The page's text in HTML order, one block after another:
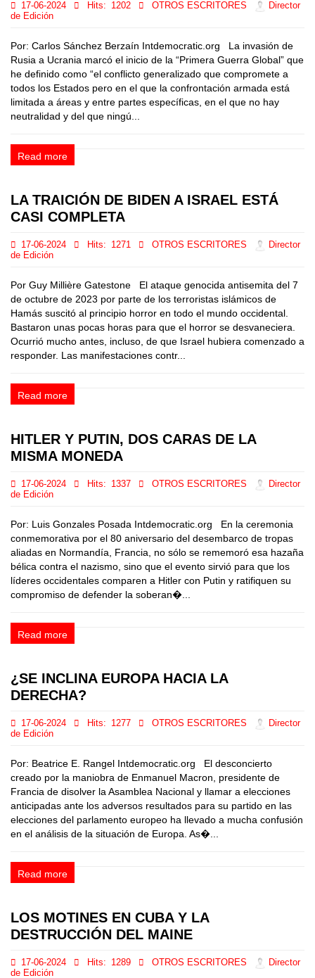
17-06-2024 Hits: 1202 OTROS ESCRITORES
Director
de Edición
Por: Carlos Sánchez Berzaín Intdemocratic.org La invasión de
Rusia a Ucrania marcó el inicio de la “Primera Guerra Global” que
he definido como “el conflicto generalizado que compromete a
todos los Estados pero en el que la confrontación armada está
limitada a áreas y entre partes específicas, en el que no hay
neutralidad y del que ningú...
Read more
LA TRAICIÓN DE BIDEN A ISRAEL ESTÁ
CASI COMPLETA
17-06-2024 Hits: 1271 OTROS ESCRITORES
Director
de Edición
Por Guy Millière Gatestone El ataque genocida antisemita del 7
de octubre de 2023 por parte de los terroristas islámicos de
Hamás suscitó al principio horror en todo el mundo occidental.
Bastaron unas pocas horas para que el horror se desvaneciera.
Ocurrió mucho antes, incluso, de que Israel hubiera comenzado a
responder. Las manifestaciones contr...
Read more
HITLER Y PUTIN, DOS CARAS DE LA
MISMA MONEDA
17-06-2024 Hits: 1337 OTROS ESCRITORES
Director
de Edición
Por: Luis Gonzales Posada Intdemocratic.org En la ceremonia
conmemorativa por el 80 aniversario del desembarco de tropas
aliadas en Normandía, Francia, no sólo se rememoró esa hazaña
bélica contra el nazismo, sino que el evento sirvió para que los
líderes occidentales comparen a Hitler con Putin y ratifiquen su
compromiso de defender la soberan�...
Read more
¿SE INCLINA EUROPA HACIA LA
DERECHA?
17-06-2024 Hits: 1277 OTROS ESCRITORES
Director
de Edición
Por: Beatrice E. Rangel Intdemocratic.org El desconcierto
creado por la maniobra de Enmanuel Macron, presidente de
Francia de disolver la Asamblea Nacional y llamar a elecciones
anticipadas ante los adversos resultados para su partido en las
elecciones del parlamento europeo ha llevado a mucha confusión
en el análisis de la situación de Europa. As�...
Read more
LOS MOTINES EN CUBA Y LA
DESTRUCCIÓN DEL MAINE
17-06-2024 Hits: 1289 OTROS ESCRITORES
Director
de Edición